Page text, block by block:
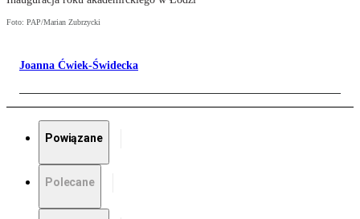
Foto: PAP/Marian Zubrzycki
Joanna Ćwiek-Świdecka
Powiązane
Polecane